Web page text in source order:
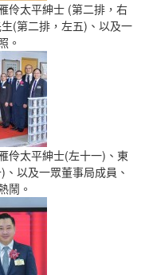
伶太平紳士 (第二排，右
(第二排，左五)、以及一
。
伶太平紳士(左十一)、東
以及一眾董事局成員、
鬧。